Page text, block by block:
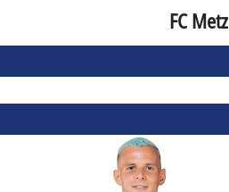
FC Metz